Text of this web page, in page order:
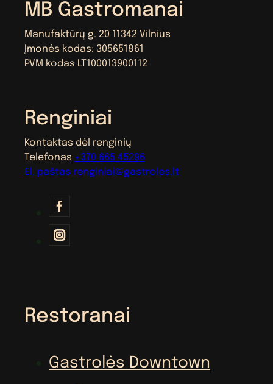
MB Gastromanai
Manufaktūrų g. 20 11342 Vilnius
Įmonės kodas: 305651861
PVM kodas LT100013900112
Renginiai
Kontaktas dėl renginių
Telefonas +370 665 45296
El. paštas renginiai@gastroles.lt
Restoranai
Gastrolės Downtown